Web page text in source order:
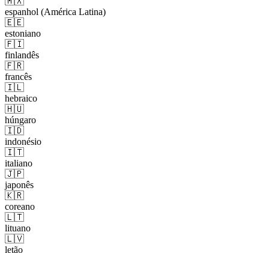
espanhol (América Latina)
🇪🇪
estoniano
🇫🇮
finlandês
🇫🇷
francês
🇮🇱
hebraico
🇭🇺
húngaro
🇮🇩
indonésio
🇮🇹
italiano
🇯🇵
japonês
🇰🇷
coreano
🇱🇹
lituano
🇱🇻
letão